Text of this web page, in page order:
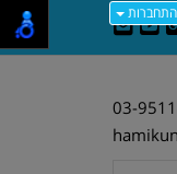
התחברות
03-